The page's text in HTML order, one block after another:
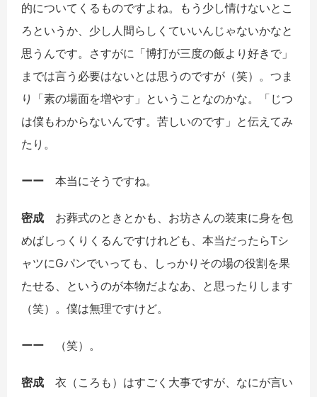
的についてくるものですよね。もう少し情けないとこ
ろというか、少し人間らしくていいんじゃないかなと
思うんです。さすがに「博打が三度の飯より好きで」
までは言う必要はないとは思うのですが（笑）。つま
り「素の場面を増やす」ということなのかな。「じつ
は僕もわからないんです。苦しいのです」と伝えてみ
たり。
ーー 本当にそうですね。
密成 お葬式のときとかも、お坊さんの装束に身を包
めばしっくりくるんですけれども、本当だったらTシ
ャツにGパンでいっても、しっかりその場の役割を果
たせる、というのが本物だよなあ、と思ったりします
（笑）。僕は無理ですけど。
ーー （笑）。
密成 衣（ころも）はすごく大事ですが、なにが言い